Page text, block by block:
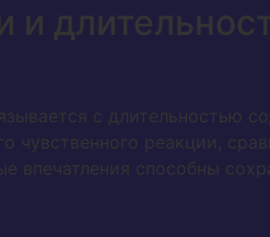
и
с длительностью
чувственного реакции,
впечатления способны